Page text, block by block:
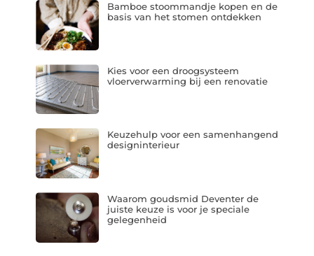
Bamboe stoommandje kopen en de
basis van het stomen ontdekken
Kies voor een droogsysteem
vloerverwarming bij een renovatie
Keuzehulp voor een samenhangend
designinterieur
Waarom goudsmid Deventer de
juiste keuze is voor je speciale
gelegenheid